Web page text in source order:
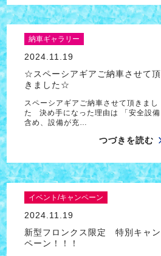
納車ギャラリー
2024.11.19
☆スペーシアギアご納車させて頂
きました☆
スペーシアギアご納車させて頂きまし
た 決め手になった理由は 「安全設備
含め、設備が充…
つづきを読む
イベント/キャンペーン
2024.11.19
新型フロンクス限定 特別キャン
ペーン！！！